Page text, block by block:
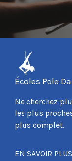
Écoles Pole
Ne cherchez
les plus
plus complet.
EN SAVOIR PLUS